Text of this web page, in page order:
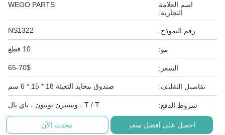
اسم العلامة
التجارية:
WEGO PARTS
رقم النموذج: NS1322
مو: 10 قطع
السعر: 65-70$
تفاصيل التغليف: صندوق محايد التعبئة 18 * 15 * 6 سم
شروط الدفع: T / T ، ويسترن يونيون ، باي بال
احصل على أفضل سعر نتحدث الآن